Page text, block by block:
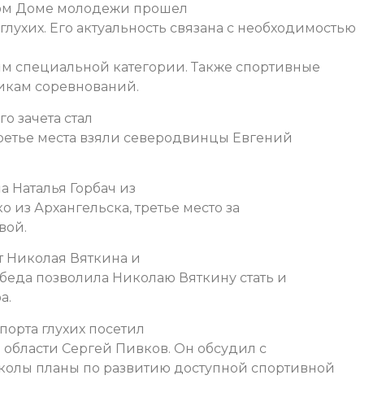
Доме молодежи прошел
Его актуальность связана с необходимостью
категории. Также спортивные
соревнований.
зачета стал
места взяли северодвинцы Евгений
Наталья Горбач из
из Архангельска, третье место за
Николая Вяткина и
позволила Николаю Вяткину стать и
глухих посетил
области Сергей Пивков. Он обсудил с
планы по развитию доступной спортивной